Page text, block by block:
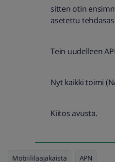
sitten otin
asetettu
Tein uudelleen
Nyt kaikki toimi
Kiitos avusta.
Mobiililaajakaista APN